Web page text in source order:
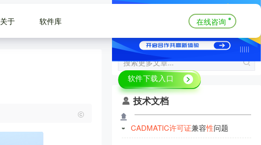
关于 软件库 在线咨询
技术文档
CADMATIC许可证兼容性问题